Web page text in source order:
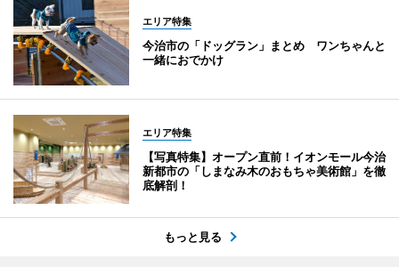
エリア特集
今治市の「ドッグラン」まとめ ワンちゃんと
一緒におでかけ
エリア特集
【写真特集】オープン直前！イオンモール今治
新都市の「しまなみ木のおもちゃ美術館」を徹
底解剖！
もっと見る